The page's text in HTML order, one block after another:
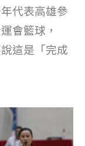
代表高雄參
會籃球，
這是「完成